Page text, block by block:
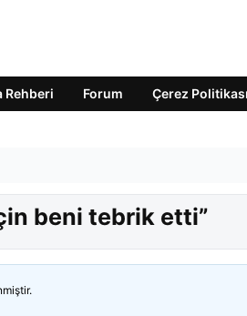
Rehberi Forum Çerez Politikası
beni tebrik etti”